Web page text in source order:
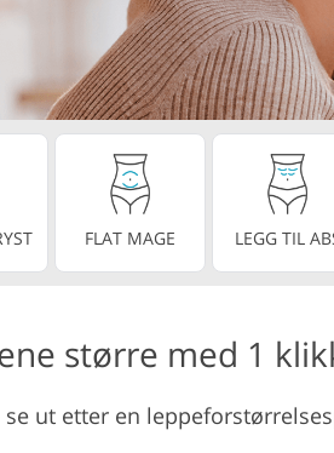
Videoredigeringstjenester
FLAT MAGE LEGG TIL
større med 1
ut etter en